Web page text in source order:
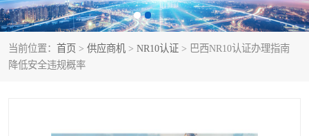
当前位置： 首页 > 供应商机 > NR10认证 > 巴西NR10认证办理指南
降低安全违规概率
ART认证 巴西NR认证
巴西认证 RETIE认证